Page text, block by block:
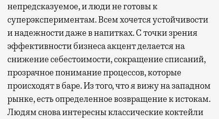
непредсказуемое, и люди не готовы к
суперэкспериментам. Всем хочется устойчивости
и надежности даже в напитках. С точки зрения
эффективности бизнеса акцент делается на
снижение себестоимости, сокращение списаний,
прозрачное понимание процессов, которые
происходят в баре. Из того, что я вижу на западном
рынке, есть определенное возвращение к истокам.
Людям снова интересны классические коктейли